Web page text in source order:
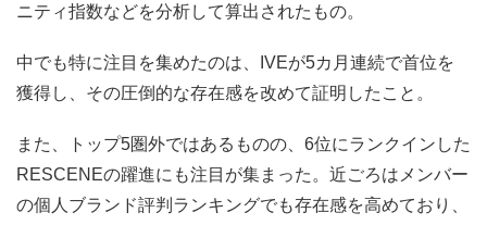
ニティ指数などを分析して算出されたもの。
中でも特に注目を集めたのは、IVEが5カ月連続で首位を
獲得し、その圧倒的な存在感を改めて証明したこと。
また、トップ5圏外ではあるものの、6位にランクインした
RESCENEの躍進にも注目が集まった。近ごろはメンバー
の個人ブランド評判ランキングでも存在感を高めており、